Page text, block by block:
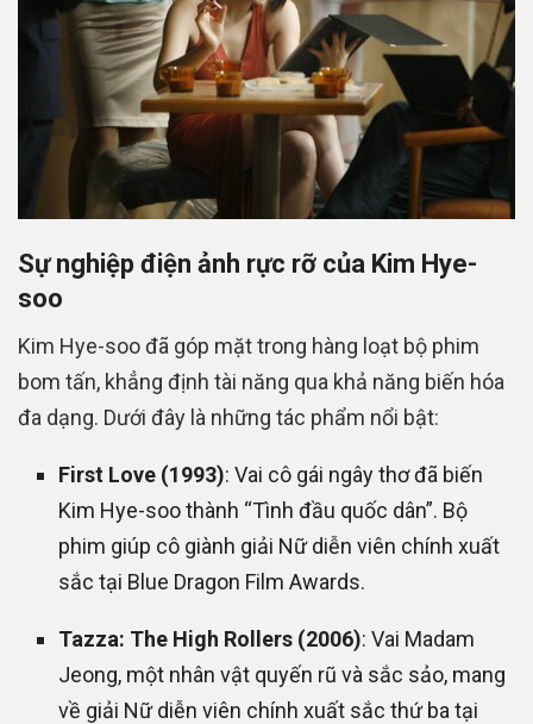
Sự nghiệp điện ảnh rực rỡ của Kim Hye-
soo
Kim Hye-soo đã góp mặt trong hàng loạt bộ phim
bom tấn, khẳng định tài năng qua khả năng biến hóa
đa dạng. Dưới đây là những tác phẩm nổi bật:
First Love (1993): Vai cô gái ngây thơ đã biến
Kim Hye-soo thành “Tình đầu quốc dân”. Bộ
phim giúp cô giành giải Nữ diễn viên chính xuất
sắc tại Blue Dragon Film Awards.
Tazza: The High Rollers (2006): Vai Madam
Jeong, một nhân vật quyến rũ và sắc sảo, mang
về giải Nữ diễn viên chính xuất sắc thứ ba tại